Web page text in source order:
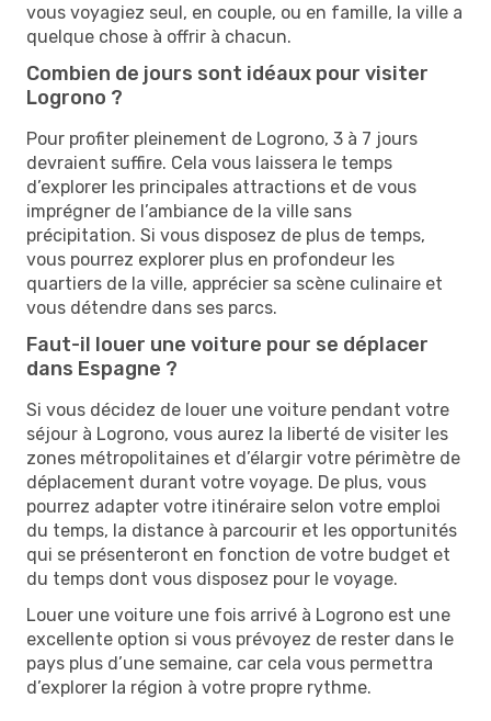
vous voyagiez seul, en couple, ou en famille, la ville a
quelque chose à offrir à chacun.
Combien de jours sont idéaux pour visiter
Logrono ?
Pour profiter pleinement de Logrono, 3 à 7 jours
devraient suffire. Cela vous laissera le temps
d’explorer les principales attractions et de vous
imprégner de l’ambiance de la ville sans
précipitation. Si vous disposez de plus de temps,
vous pourrez explorer plus en profondeur les
quartiers de la ville, apprécier sa scène culinaire et
vous détendre dans ses parcs.
Faut-il louer une voiture pour se déplacer
dans Espagne ?
Si vous décidez de louer une voiture pendant votre
séjour à Logrono, vous aurez la liberté de visiter les
zones métropolitaines et d’élargir votre périmètre de
déplacement durant votre voyage. De plus, vous
pourrez adapter votre itinéraire selon votre emploi
du temps, la distance à parcourir et les opportunités
qui se présenteront en fonction de votre budget et
du temps dont vous disposez pour le voyage.
Louer une voiture une fois arrivé à Logrono est une
excellente option si vous prévoyez de rester dans le
pays plus d’une semaine, car cela vous permettra
d’explorer la région à votre propre rythme.